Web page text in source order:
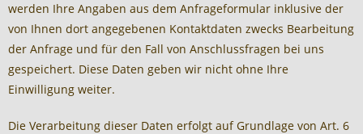
werden Ihre Angaben aus dem Anfrageformular inklusive der
von Ihnen dort angegebenen Kontaktdaten zwecks Bearbeitung
der Anfrage und für den Fall von Anschlussfragen bei uns
gespeichert. Diese Daten geben wir nicht ohne Ihre
Einwilligung weiter.
Die Verarbeitung dieser Daten erfolgt auf Grundlage von Art. 6